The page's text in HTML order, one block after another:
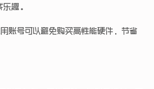
趣。
账号可以避免购买高性能硬件，节省